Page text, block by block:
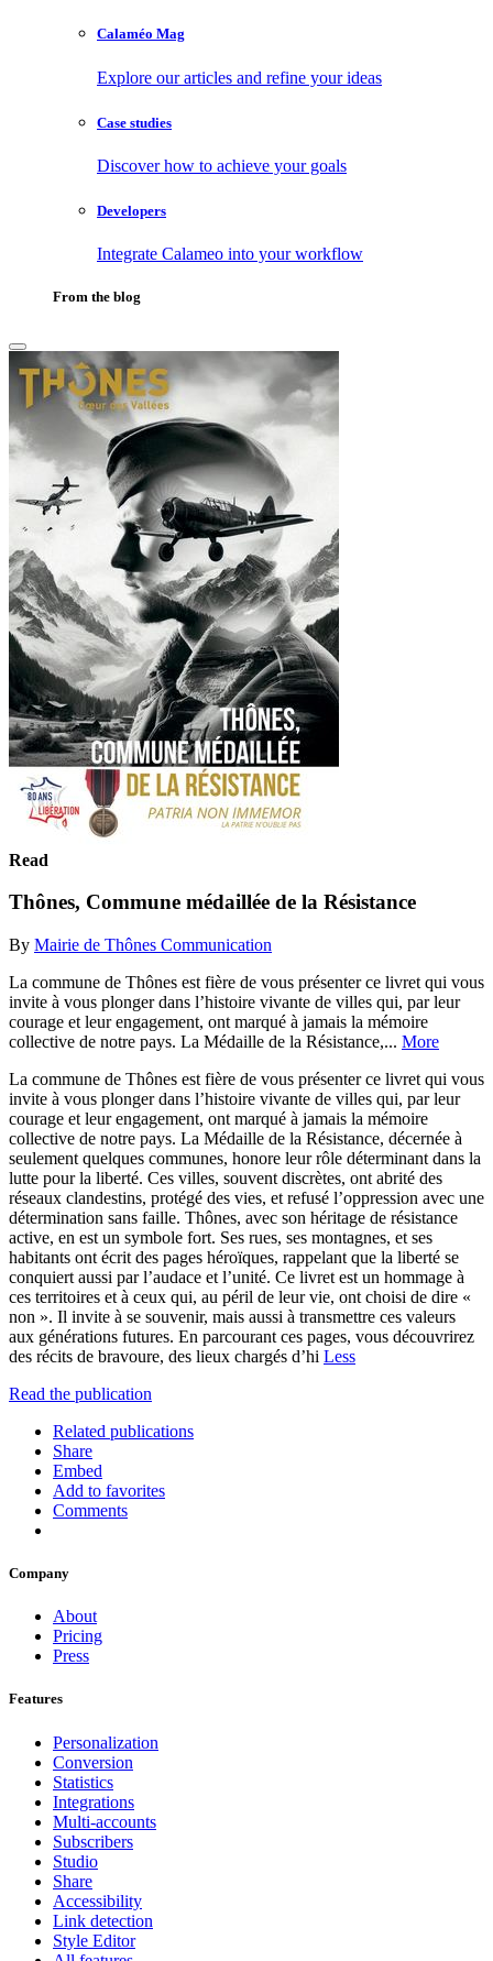
Calaméo Mag
Explore our articles and refine your ideas
Case studies
Discover how to achieve your goals
Developers
Integrate Calameo into your workflow
From the blog
Read
Thônes, Commune médaillée de la Résistance
By Mairie de Thônes Communication
La commune de Thônes est fière de vous présenter ce livret qui vous
invite à vous plonger dans l’histoire vivante de villes qui, par leur
courage et leur engagement, ont marqué à jamais la mémoire
collective de notre pays. La Médaille de la Résistance,... More
La commune de Thônes est fière de vous présenter ce livret qui vous
invite à vous plonger dans l’histoire vivante de villes qui, par leur
courage et leur engagement, ont marqué à jamais la mémoire
collective de notre pays. La Médaille de la Résistance, décernée à
seulement quelques communes, honore leur rôle déterminant dans la
lutte pour la liberté. Ces villes, souvent discrètes, ont abrité des
réseaux clandestins, protégé des vies, et refusé l’oppression avec une
détermination sans faille. Thônes, avec son héritage de résistance
active, en est un symbole fort. Ses rues, ses montagnes, et ses
habitants ont écrit des pages héroïques, rappelant que la liberté se
conquiert aussi par l’audace et l’unité. Ce livret est un hommage à
ces territoires et à ceux qui, au péril de leur vie, ont choisi de dire «
non ». Il invite à se souvenir, mais aussi à transmettre ces valeurs
aux générations futures. En parcourant ces pages, vous découvrirez
des récits de bravoure, des lieux chargés d’hi Less
Read the publication
Related publications
Share
Embed
Add to favorites
Comments
Company
About
Pricing
Press
Features
Personalization
Conversion
Statistics
Integrations
Multi-accounts
Subscribers
Studio
Share
Accessibility
Link detection
Style Editor